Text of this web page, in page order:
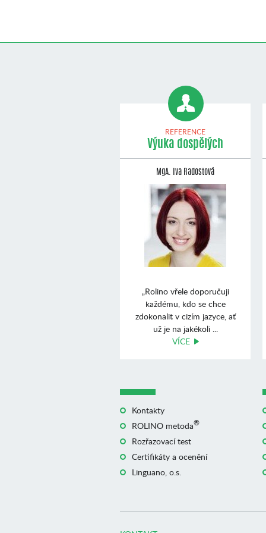
REFERENCE
Výuka dospělých
MgA. Iva Radostová
„Rolino vřele doporučuji
každému, kdo se chce
zdokonalit v cizím jazyce, ať
už je na jakékoli ...
VÍCE
Kontakty
ROLINO metoda®
Rozřazovací test
Certifikáty a ocenění
Linguano, o.s.